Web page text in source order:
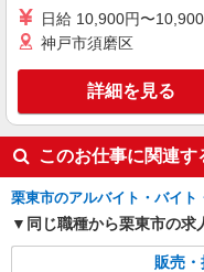
日給 10,900円〜
神戸市須磨区
詳細を見る
このお仕事に関連す
栗東市のアルバイト・バイト
同じ職種から栗東市の求
販売